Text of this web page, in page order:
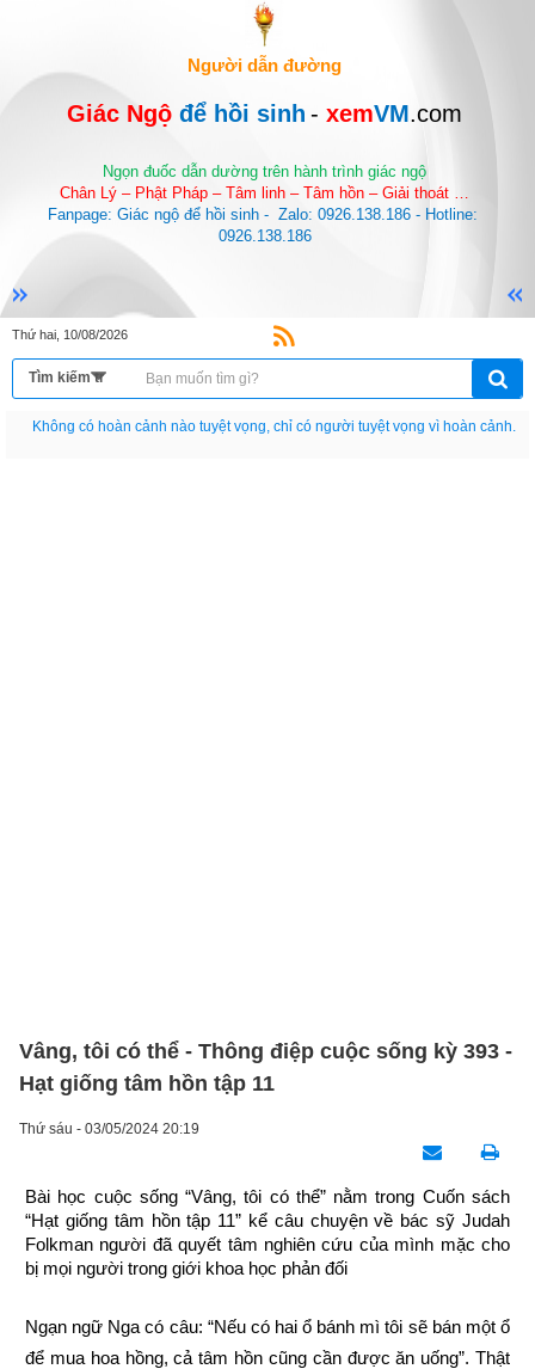
Người dẫn đường
Giác Ngộ để hồi sinh - xemVM.com
Ngọn đuốc dẫn dường trên hành trình giác ngộ
Chân Lý – Phật Pháp – Tâm linh – Tâm hồn – Giải thoát …
Fanpage: Giác ngộ để hồi sinh -  Zalo: 0926.138.186 - Hotline:
0926.138.186
Thứ hai, 10/08/2026
Nếu như không chịu học tập thì cho dù đi vạn dặm đường cũng chỉ là anh đưa
Vâng, tôi có thể - Thông điệp cuộc sống kỳ 393 -
Hạt giống tâm hồn tập 11
Thứ sáu - 03/05/2024 20:19
Bài học cuộc sống “Vâng, tôi có thể” nằm trong Cuốn sách
“Hạt giống tâm hồn tập 11” kể câu chuyện về bác sỹ Judah
Folkman người đã quyết tâm nghiên cứu của mình mặc cho
bị mọi người trong giới khoa học phản đối
Ngạn ngữ Nga có câu: “Nếu có hai ổ bánh mì tôi sẽ bán một ổ
để mua hoa hồng, cả tâm hồn cũng cần được ăn uống”. Thật